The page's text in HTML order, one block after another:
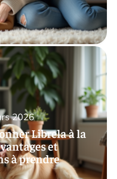
Librela à la
et
à prendre
2026